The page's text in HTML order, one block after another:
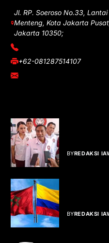
Jl. RP. Soeroso No.33,
Menteng, Kota Jakarta
Jakarta 10350;
(021) 3908026
+62-081287514107
adm@iawnews.com
BYREDAKSI
BYREDAKSI